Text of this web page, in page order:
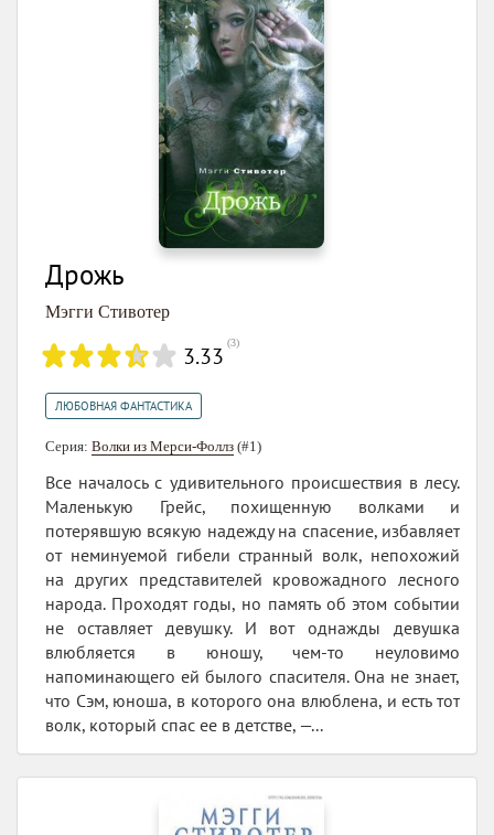
Дрожь
Мэгги Стивотер
3.33 (3)
ЛЮБОВНАЯ ФАНТАСТИКА
Серия: Волки из Мерси-Фоллз (#1)
Все началось с удивительного происшествия в лесу.
Маленькую Грейс, похищенную волками и
потерявшую всякую надежду на спасение, избавляет
от неминуемой гибели странный волк, непохожий
на других представителей кровожадного лесного
народа. Проходят годы, но память об этом событии
не оставляет девушку. И вот однажды девушка
влюбляется в юношу, чем-то неуловимо
напоминающего ей былого спасителя. Она не знает,
что Сэм, юноша, в которого она влюблена, и есть тот
волк, который спас ее в детстве, —...